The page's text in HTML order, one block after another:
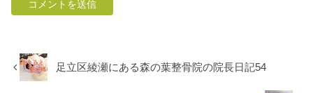
足立区綾瀬にある森の葉整骨院の院長日記54